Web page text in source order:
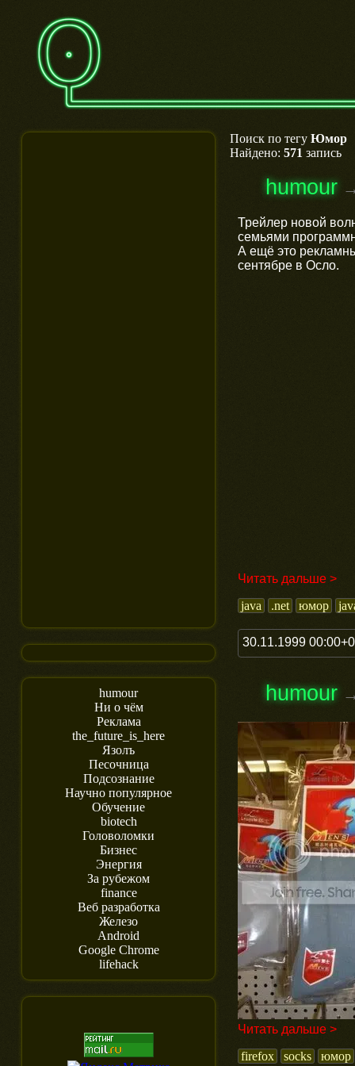
humour
Ни о чём
Реклама
the_future_is_here
Язолъ
Песочница
Подсознание
Научно популярное
Обучение
biotech
Головоломки
Бизнес
Энергия
За рубежом
finance
Веб разработка
Железо
Android
Google Chrome
lifehack
Поиск по тегу Юмор
Найдено: 571 запись
humour
Трейлер новой
семьями
А ещё это
сентябре в Осло.
Читать дальше >
java
.net юмор
30.11.1999
humour
Читать дальше >
firefox
socks юмор